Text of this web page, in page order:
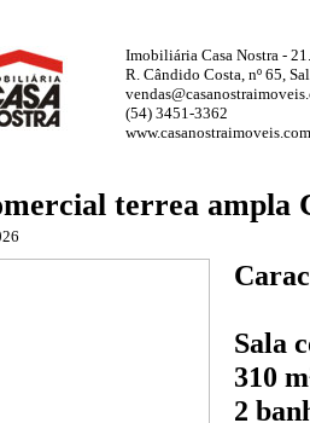
Imobiliária Casa Nostra -
R. Cândido Costa, nº 65,
(54) 3451-3362
terrea ampla
Sala
310
2